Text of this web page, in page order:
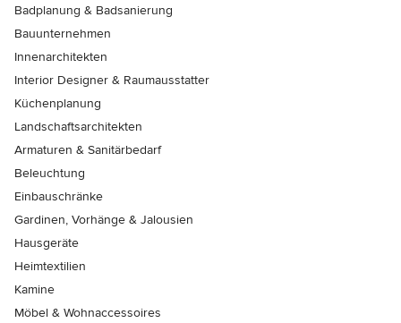
Badplanung & Badsanierung
Bauunternehmen
Innenarchitekten
Interior Designer & Raumausstatter
Küchenplanung
Landschaftsarchitekten
Armaturen & Sanitärbedarf
Beleuchtung
Einbauschränke
Gardinen, Vorhänge & Jalousien
Hausgeräte
Heimtextilien
Kamine
Möbel & Wohnaccessoires